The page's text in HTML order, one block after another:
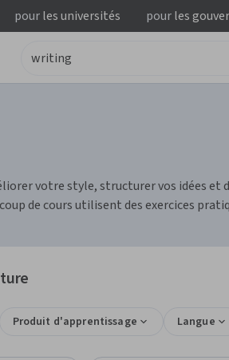
pourles universités pourles
votre style, structurer vos idées
de cours utilisent des exercices
Produit d'apprentissage Langue